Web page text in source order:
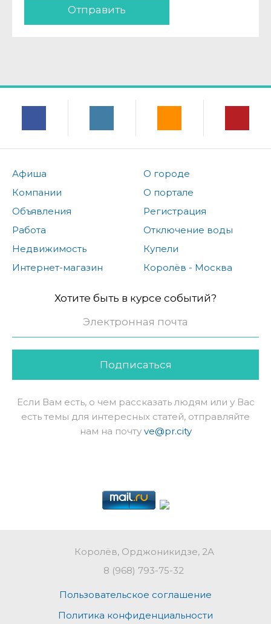
Отправить
Афиша
Компании
Объявления
Работа
Недвижимость
Интернет-магазин
О городе
О портале
Регистрация
Отключение воды
Купели
Королёв - Москва
Хотите быть в курсе событий?
Подписаться
Если Вам есть, о чем рассказать людям или у Вас
есть темы для интересных статей, отправляйте
нам на почту ve@pr.city
Королёв, Орджоникидзе, 2А
8 (968) 793-75-32
Пользовательское соглашение
Политика конфиденциальности